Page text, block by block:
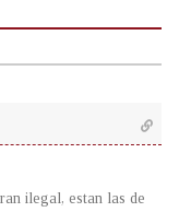
ilegal, estan las de